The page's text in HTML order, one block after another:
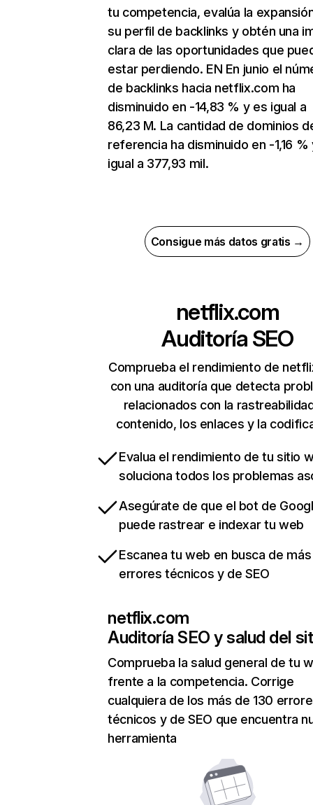
tu competencia, evalúa la
su perfil de backlinks y obtén una
clara de las oportunidades que
estar perdiendo. EN En junio el
de backlinks hacia netflix.com ha
disminuido en -14,83 % y es igual a
86,23 M. La cantidad de dominios
referencia ha disminuido en -1,16 %
igual a 377,93 mil.
Consigue más datos gratis →
netflix.com
Auditoría SEO
Comprueba el rendimiento de
con una auditoría que detecta
relacionados con la
contenido, los enlaces y la
Evalua el rendimiento de tu sitio
soluciona todos los problemas
Asegúrate de que el bot de
puede rastrear e indexar tu web
Escanea tu web en busca de
errores técnicos y de SEO
netflix.com
Auditoría SEO y salud del
Comprueba la salud general de tu
frente a la competencia. Corrige
cualquiera de los más de 130
técnicos y de SEO que encuentra
herramienta